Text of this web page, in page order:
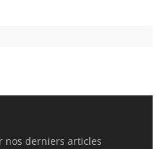
nos derniers articles